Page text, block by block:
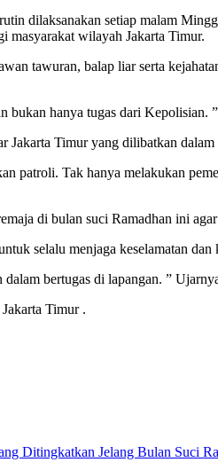
dilaksanakan setiap malam
masyarakat wilayah Jakarta Timur.
tawuran, balap liar serta
bukan hanya tugas dari Kepolisian.
Jakarta Timur yang dilibatkan
patroli. Tak hanya melakukan
di bulan suci Ramadhan ini
selalu menjaga keselamatan dan
dalam bertugas di lapangan. ”
Timur .
Ditingkatkan Jelang Bulan Suci